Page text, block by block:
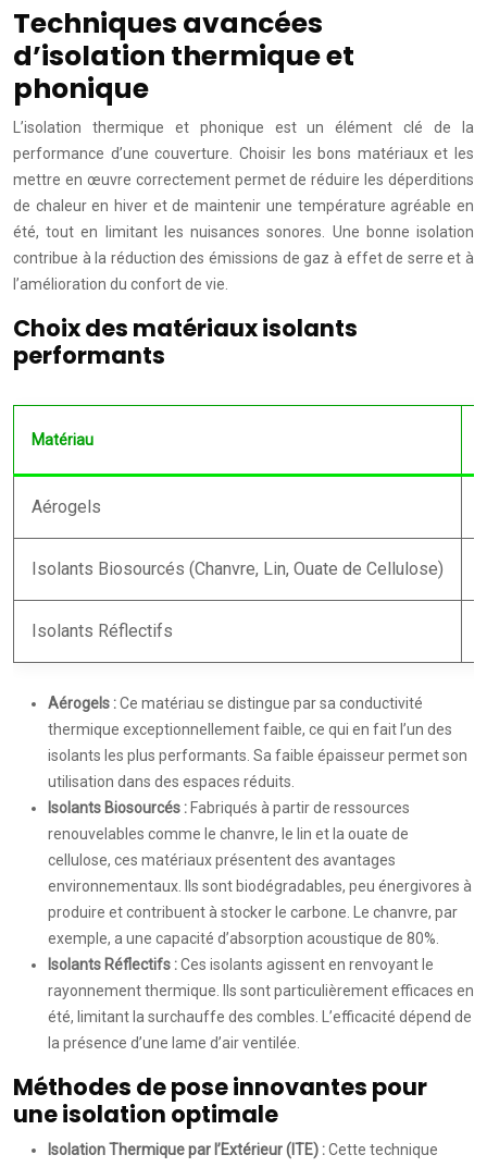
Techniques avancées
d’isolation thermique et
phonique
L’isolation thermique et phonique est un élément clé de la
performance d’une couverture. Choisir les bons matériaux et les
mettre en œuvre correctement permet de réduire les déperditions
de chaleur en hiver et de maintenir une température agréable en
été, tout en limitant les nuisances sonores. Une bonne isolation
contribue à la réduction des émissions de gaz à effet de serre et à
l’amélioration du confort de vie.
Choix des matériaux isolants
performants
Matériau
Aérogels
Isolants Biosourcés (Chanvre, Lin, Ouate de Cellulose)
Isolants Réflectifs
Aérogels :Ce matériau se distingue par sa conductivité
thermique exceptionnellement faible, ce qui en fait l’un des
isolants les plus performants. Sa faible épaisseur permet son
utilisation dans des espaces réduits.
Isolants Biosourcés : Fabriqués à partir de ressources
renouvelables comme le chanvre, le lin et la ouate de
cellulose, ces matériaux présentent des avantages
environnementaux. Ils sont biodégradables, peu énergivores à
produire et contribuent à stocker le carbone. Le chanvre, par
exemple, a une capacité d’absorption acoustique de 80%.
Isolants Réflectifs :Ces isolants agissent en renvoyant le
rayonnement thermique. Ils sont particulièrement efficaces en
été, limitant la surchauffe des combles. L’efficacité dépend de
la présence d’une lame d’air ventilée.
Méthodes de pose innovantes pour
une isolation optimale
Isolation Thermique par l’Extérieur (ITE) :Cette technique